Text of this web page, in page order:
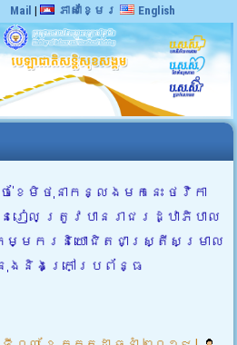
Mail | ភាសាខ្មែរ English
ែមិថុនាកន្លងមកនេះ ថវិកា
រៀល ត្រូវបានរាជរដ្ឋាភិបាល
មករនិយោជិតជាស្ត្រីសម្រាល
ងនិងក្រៅប្រព័ន្ធ